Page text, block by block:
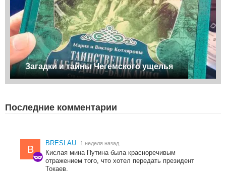
Загадки и тайны Чегемского ущелья
Последние комментарии
B
BRESLAU 1 неделя назад
Кислая мина Путина была красноречивым
отражением того, что хотел передать президент
Токаев.